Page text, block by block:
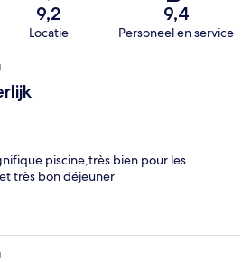
9,2
Locatie
9,4
Personeel en service
piscine,très bien pour les
très bon déjeuner